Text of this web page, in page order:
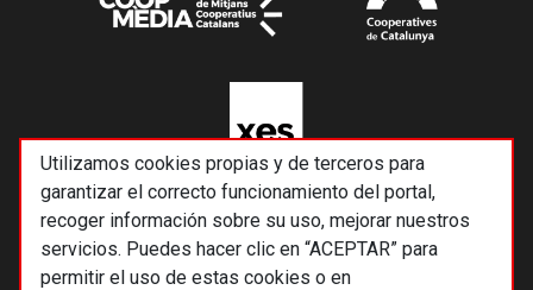
Utilizamos cookies propias y de terceros para
garantizar el correcto funcionamiento del portal,
recoger información sobre su uso, mejorar nuestros
servicios. Puedes hacer clic en “ACEPTAR” para
permitir el uso de estas cookies o en